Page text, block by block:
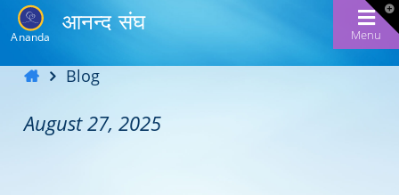
Ananda
आनन्द संघ
Menu
Blog
August 27, 2025